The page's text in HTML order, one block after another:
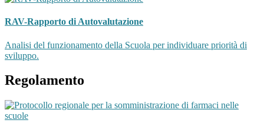
RAV-Rapporto di Autovalutazione
Analisi del funzionamento della Scuola per individuare priorità di
sviluppo.
Regolamento